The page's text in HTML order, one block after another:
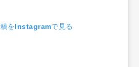
をInstagramで見る